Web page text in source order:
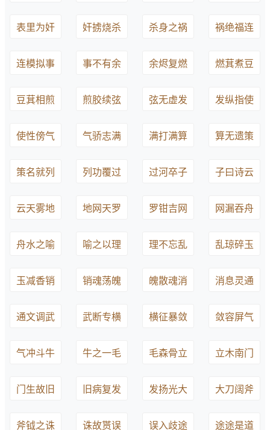
表里为奸 奸掳烧杀 杀身之祸 祸绝福连
连模拟事 事不有余 余烬复燃 燃萁煮豆
豆萁相煎 煎胶续弦 弦无虚发 发纵指使
使性傍气 气骄志满 满打满算 算无遗策
策名就列 列功覆过 过河卒子 子曰诗云
云天雾地 地网天罗 罗钳吉网 网漏吞舟
舟水之喻 喻之以理 理不忘乱 乱琼碎玉
玉减香销 销魂荡魄 魄散魂消 消息灵通
通文调武 武断专横 横征暴敛 敛容屏气
气冲斗牛 牛之一毛 毛森骨立 立木南门
门生故旧 旧病复发 发扬光大 大刀阔斧
斧钺之诛 诛故贳误 误入歧途 途途是道